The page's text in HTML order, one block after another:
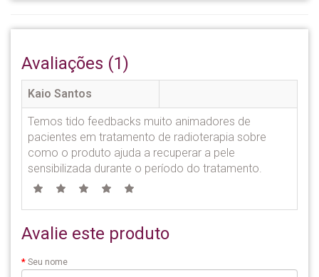
Avaliações (1)
Kaio Santos
Temos tido feedbacks muito animadores de
pacientes em tratamento de radioterapia sobre
como o produto ajuda a recuperar a pele
sensibilizada durante o período do tratamento.
Avalie este produto
Seu nome